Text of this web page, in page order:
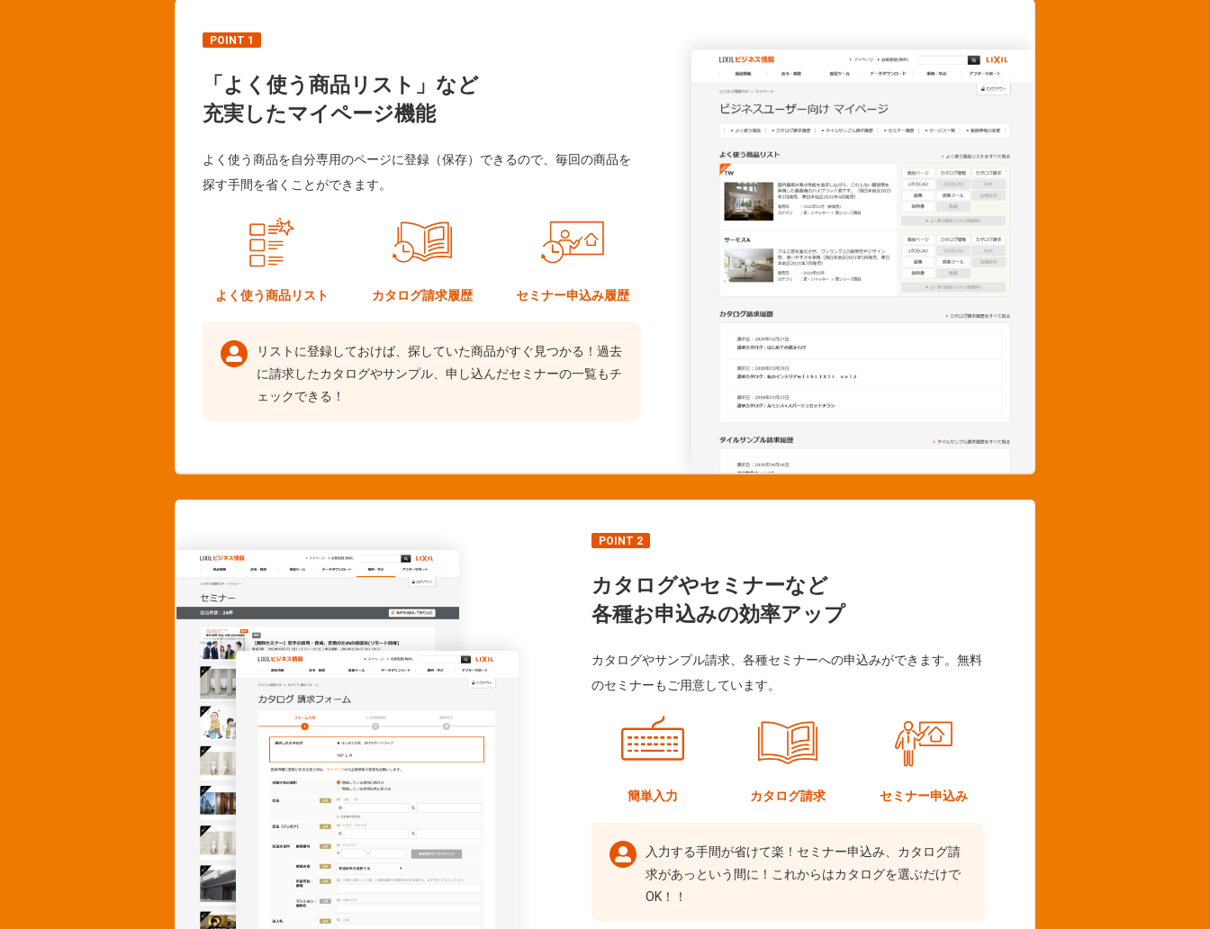
POINT 1
「よく使う商品リスト」など
充実したマイページ機能
よく使う商品を自分専用のページに登録（保存）できるので、毎回の商品を
探す手間を省くことができます。
よく使う商品リスト カタログ請求履歴 セミナー申込み履歴
リストに登録しておけば、探していた商品がすぐ見つかる！過去
に請求したカタログやサンプル、申し込んだセミナーの一覧もチ
ェックできる！
POINT 2
カタログやセミナーなど
各種お申込みの効率アップ
カタログやサンプル請求、各種セミナーへの申込みができます。無料
のセミナーもご用意しています。
簡単入力 カタログ請求 セミナー申込み
入力する手間が省けて楽！セミナー申込み、カタログ請
求があっという間に！これからはカタログを選ぶだけで
OK！！